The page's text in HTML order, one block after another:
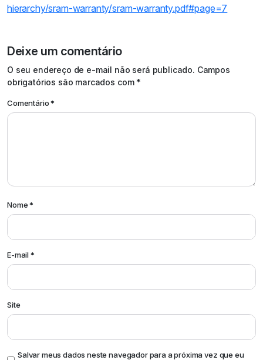
hierarchy/sram-warranty/sram-warranty.pdf#page=7
Deixe um comentário
O seu endereço de e-mail não será publicado. Campos
obrigatórios são marcados com *
Comentário*
Nome*
E-mail*
Site
Salvar meus dados neste navegador para a próxima vez que eu